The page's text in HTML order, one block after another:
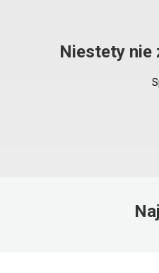
Niestety nie